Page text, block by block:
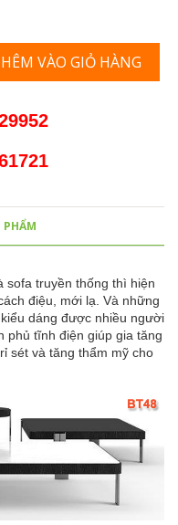
VÀO GIỎ HÀNG
sofa truyền thống thì hiện
điệu, mới lạ. Và những
dáng được nhiều người
phủ tĩnh điện giúp gia tăng
sét và tăng thẩm mỹ cho